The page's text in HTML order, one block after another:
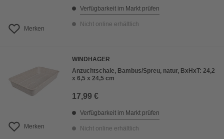
Merken
Verfügbarkeit im Markt prüfen
Nicht online erhältlich
Merken
WINDHAGER
Anzuchtschale, Bambus/Spreu, natur, BxHxT: 24,2
x 6,5 x 24,5 cm
17,99 €
Verfügbarkeit im Markt prüfen
Nicht online erhältlich